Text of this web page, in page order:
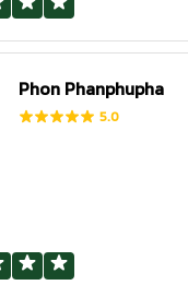
Phon Phanphupha
5.0